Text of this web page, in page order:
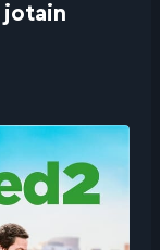
jotain